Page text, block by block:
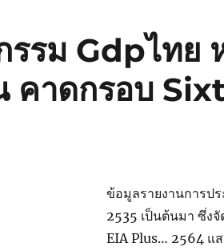
รรม Gdpไทย
คาดกรอบ
ข้อมูลรายงานการป
2535 เป็นต้นมา ซึ่ง
EIA Plus… 2564